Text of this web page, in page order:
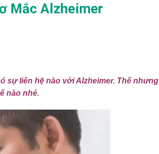
Mắc Alzheimer
sự liên hệ nào với Alzheimer. Thế nhưng
nào nhé.